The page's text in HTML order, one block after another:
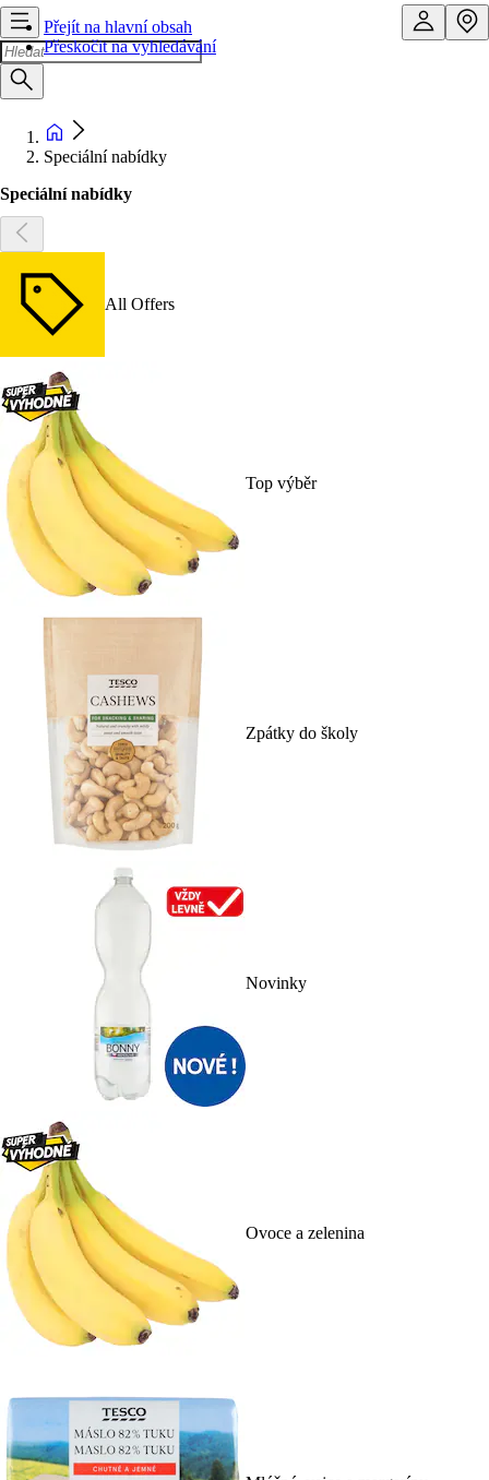
Přejít na hlavní obsah
Přeskočit na vyhledávání
Speciální nabídky
Speciální nabídky
All Offers
Top výběr
Zpátky do školy
Novinky
Ovoce a zelenina